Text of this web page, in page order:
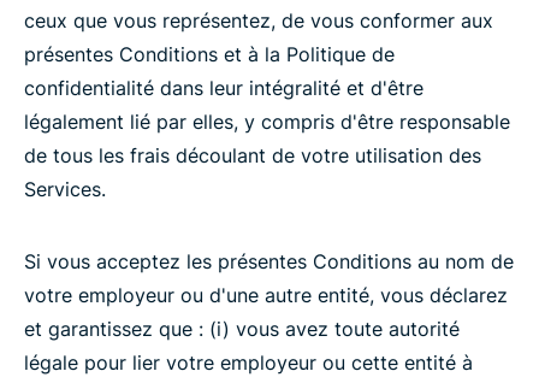
ceux que vous représentez, de vous conformer aux
présentes Conditions et à la Politique de
confidentialité dans leur intégralité et d'être
légalement lié par elles, y compris d'être responsable
de tous les frais découlant de votre utilisation des
Services.
Si vous acceptez les présentes Conditions au nom de
votre employeur ou d'une autre entité, vous déclarez
et garantissez que : (i) vous avez toute autorité
légale pour lier votre employeur ou cette entité à